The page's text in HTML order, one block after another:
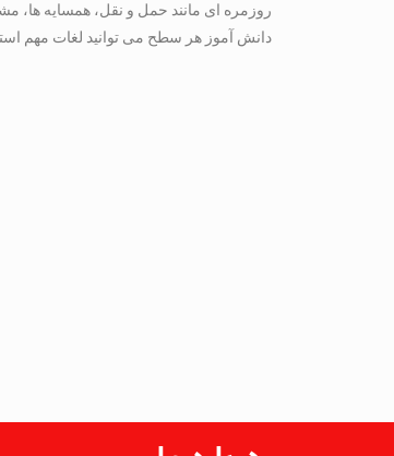
روزمره ای مانند حمل و نقل، همسایه ها،
دانش آموز هر سطح می توانید لغات مهم